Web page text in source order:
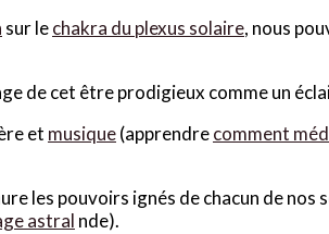
sur lechakra du plexus solaire, nous
de cet être prodigieux comme un
et musique(apprendrecomment
les pouvoirs ignés de chacun de nos
astral nde).